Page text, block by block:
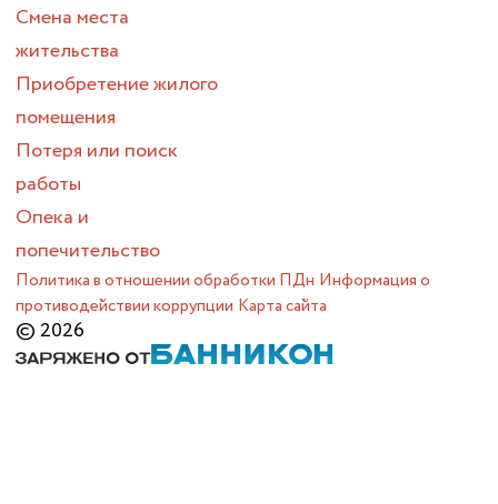
Смена места
жительства
Приобретение жилого
помещения
Потеря или поиск
работы
Опека и
попечительство
Политика в отношении обработки ПДн Информация о
противодействии коррупции Карта сайта
© 2026